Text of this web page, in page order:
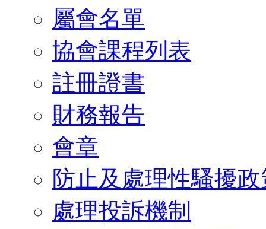
屬會名單
協會課程列表
註冊證書
財務報告
會章
防止及處理性騷擾
處理投訴機制